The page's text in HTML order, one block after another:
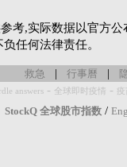
考,实际数据以官方
任何法律责任。
救急 | 行事曆 |
answers - 全球即时疫情 -
StockQ 全球股市指数 /